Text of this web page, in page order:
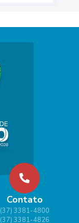
Contato
(37) 3381-4800
(37) 3381-4826